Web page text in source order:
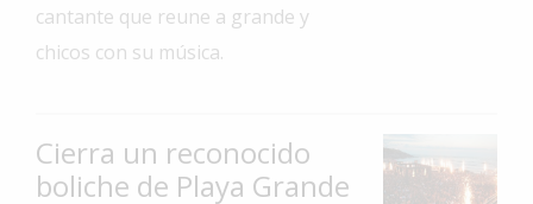
Zona
Cultura
Gastronomía
Salud
cantante que reune a grande y
chicos con su música.
Cierra un reconocido
boliche de Playa Grande